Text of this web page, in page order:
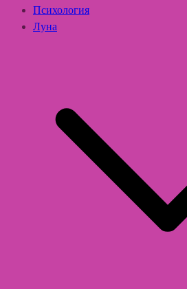
Психология
Луна